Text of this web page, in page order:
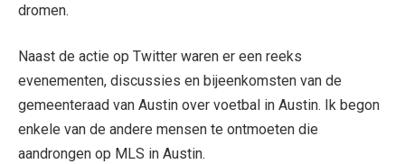
dromen.
Naast de actie op Twitter waren er een reeks
evenementen, discussies en bijeenkomsten van de
gemeenteraad van Austin over voetbal in Austin. Ik begon
enkele van de andere mensen te ontmoeten die
aandrongen op MLS in Austin.